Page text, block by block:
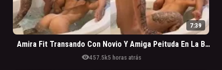
7:39
Amira Fit Transando Con Novio Y Amiga Peituda En La Bañera
visibility457.5k5 horas atrás